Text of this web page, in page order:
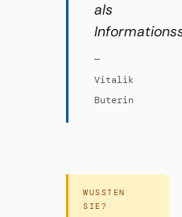
als
—
Vitalik
Buterin
WUSSTEN
SIE?